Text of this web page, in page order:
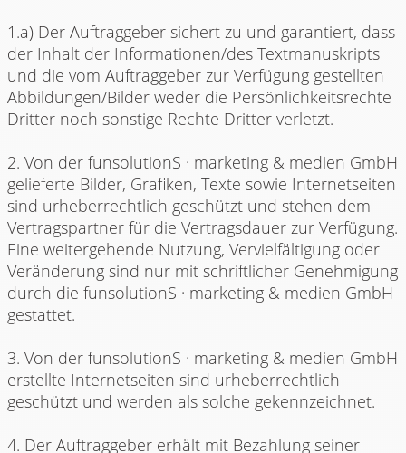
1.a) Der Auftraggeber sichert zu und garantiert, dass
der Inhalt der Informationen/des Textmanuskripts
und die vom Auftraggeber zur Verfügung gestellten
Abbildungen/Bilder weder die Persönlichkeitsrechte
Dritter noch sonstige Rechte Dritter verletzt.
2. Von der funsolutionS · marketing & medien GmbH
gelieferte Bilder, Grafiken, Texte sowie Internetseiten
sind urheberrechtlich geschützt und stehen dem
Vertragspartner für die Vertragsdauer zur Verfügung.
Eine weitergehende Nutzung, Vervielfältigung oder
Veränderung sind nur mit schriftlicher Genehmigung
durch die funsolutionS · marketing & medien GmbH
gestattet.
3. Von der funsolutionS · marketing & medien GmbH
erstellte Internetseiten sind urheberrechtlich
geschützt und werden als solche gekennzeichnet.
4. Der Auftraggeber erhält mit Bezahlung seiner